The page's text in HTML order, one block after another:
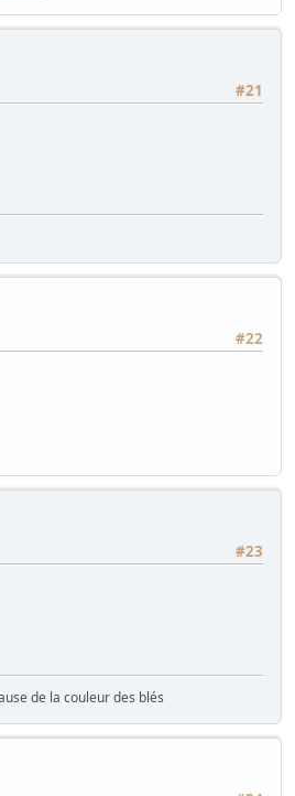
#21
#22
#23
de la couleur des blés